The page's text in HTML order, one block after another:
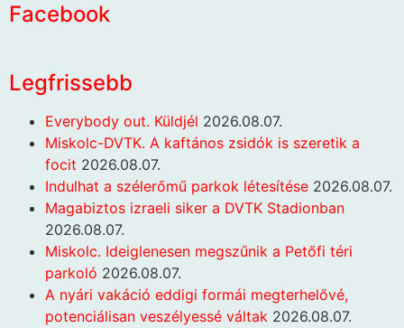
Facebook
Legfrissebb
Everybody out. Küldjél 2026.08.07.
Miskolc-DVTK. A kaftános zsidók is szeretik a
focit 2026.08.07.
Indulhat a szélerőmű parkok létesítése 2026.08.07.
Magabiztos izraeli siker a DVTK Stadionban
2026.08.07.
Miskolc. Ideiglenesen megszűnik a Petőfi téri
parkoló 2026.08.07.
A nyári vakáció eddigi formái megterhelővé,
potenciálisan veszélyessé váltak 2026.08.07.